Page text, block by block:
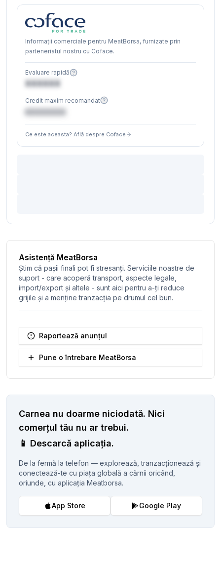
Informații comerciale pentru MeatBorsa, furnizate prin
parteneriatul nostru cu Coface.
Evaluare rapidă
XXXXXX
Credit maxim recomandat
Ce este aceasta? Află despre Coface
Asistență MeatBorsa
Știm că pașii finali pot fi stresanți. Serviciile noastre de
suport - care acoperă transport, aspecte legale,
import/export și altele - sunt aici pentru a-ți reduce
grijile și a menține tranzacția pe drumul cel bun.
Raportează anunțul
Pune o întrebare MeatBorsa
Carnea nu doarme niciodată. Nici
comerțul tău nu ar trebui.
📱 Descarcă aplicația.
De la fermă la telefon — explorează, tranzacționează și
conectează-te cu piața globală a cărnii oricând,
oriunde, cu aplicația Meatborsa.
App Store Google Play